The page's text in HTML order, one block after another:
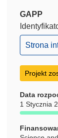
GAPP
otworzy
w
nowym
Strona
Projekt
Data
1 Stycznia